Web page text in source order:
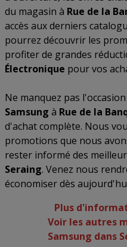
du magasin à Rue de la
accès aux derniers
pourrez découvrir les
profiter de grandes
Électronique pour vos
Ne manquez pas
Samsung à Rue de la
d'achat complète. Nous
promotions que nous
rester informé des
Seraing. Venez nous
économiser dès
Plus
Voir les autres
Samsung dans